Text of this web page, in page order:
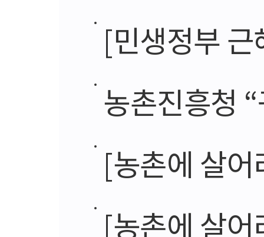
[민생정부 근혜노믹스]
농촌진흥청
[농촌에 살어리랏다
[농촌에 살어리랏다